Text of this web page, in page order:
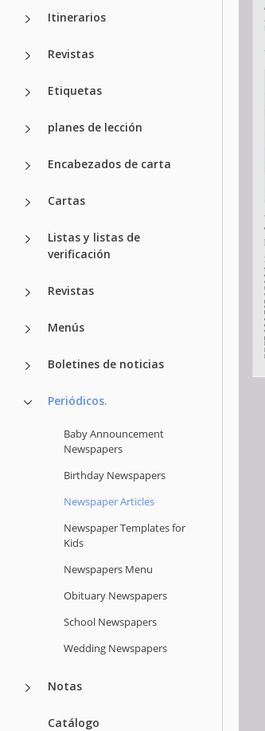
Itinerarios
Revistas
Etiquetas
planes de lección
Encabezados de carta
Cartas
Listas y listas de
verificación
Revistas
Menús
Boletines de noticias
Periódicos.
Baby Announcement
Newspapers
Birthday Newspapers
Newspaper Articles
Newspaper Templates for
Kids
Newspapers Menu
Obituary Newspapers
School Newspapers
Wedding Newspapers
Notas
Catálogo